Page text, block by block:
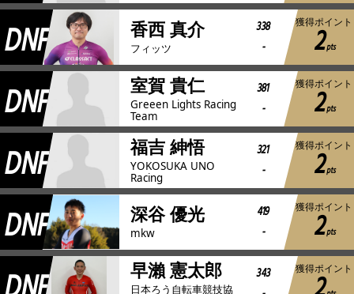
DNF 香西 真介
フィッツ
338
-
獲得ポイント
2pts
DNF 室賀 貴仁
Greeen Lights Racing
Team
381
-
獲得ポイント
2pts
DNF 福吉 紳悟
YOKOSUKA UNO
Racing
321
-
獲得ポイント
2pts
DNF 深谷 優光
mkw
419
-
獲得ポイント
2pts
早瀨 憲太郎
日本ろう自転車競技協
343
獲得ポイント